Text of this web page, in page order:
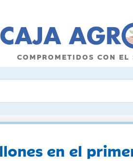
COMPROMETIDOS CON EL
en el